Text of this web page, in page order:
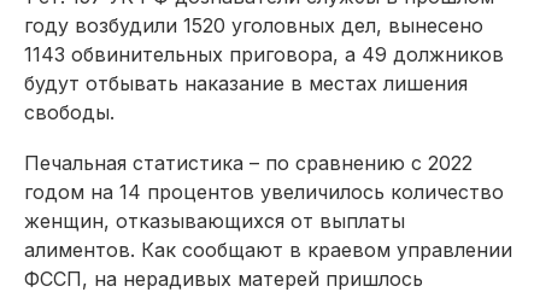
году возбудили 1520 уголовных дел, вынесено
1143 обвинительных приговора, а 49 должников
будут отбывать наказание в местах лишения
свободы.
Печальная статистика – по сравнению с 2022
годом на 14 процентов увеличилось количество
женщин, отказывающихся от выплаты
алиментов. Как сообщают в краевом управлении
ФССП, на нерадивых матерей пришлось